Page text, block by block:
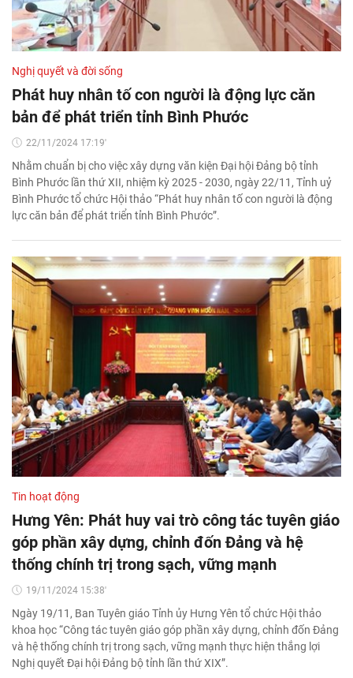
Nghị quyết và đời sống
Phát huy nhân tố con người là động lực căn
bản để phát triển tỉnh Bình Phước
22/11/2024 17:19'
Nhằm chuẩn bị cho việc xây dựng văn kiện Đại hội Đảng bộ tỉnh
Bình Phước lần thứ XII, nhiệm kỳ 2025 - 2030, ngày 22/11, Tỉnh uỷ
Bình Phước tổ chức Hội thảo “Phát huy nhân tố con người là động
lực căn bản để phát triển tỉnh Bình Phước”.
Tin hoạt động
Hưng Yên: Phát huy vai trò công tác tuyên giáo
góp phần xây dựng, chỉnh đốn Đảng và hệ
thống chính trị trong sạch, vững mạnh
19/11/2024 15:38'
Ngày 19/11, Ban Tuyên giáo Tỉnh ủy Hưng Yên tổ chức Hội thảo
khoa học “Công tác tuyên giáo góp phần xây dựng, chỉnh đốn Đảng
và hệ thống chính trị trong sạch, vững mạnh thực hiện thắng lợi
Nghị quyết Đại hội Đảng bộ tỉnh lần thứ XIX”.